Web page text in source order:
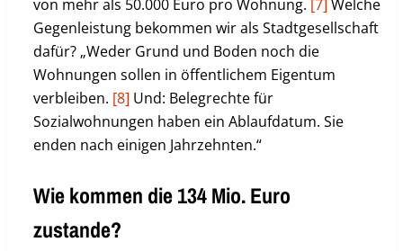
von mehr als 50.000 Euro pro Wohnung. [7] Welche
Gegenleistung bekommen wir als Stadtgesellschaft
dafür? „Weder Grund und Boden noch die
Wohnungen sollen in öffentlichem Eigentum
verbleiben. [8] Und: Belegrechte für
Sozialwohnungen haben ein Ablaufdatum. Sie
enden nach einigen Jahrzehnten.“
Wie kommen die 134 Mio. Euro
zustande?